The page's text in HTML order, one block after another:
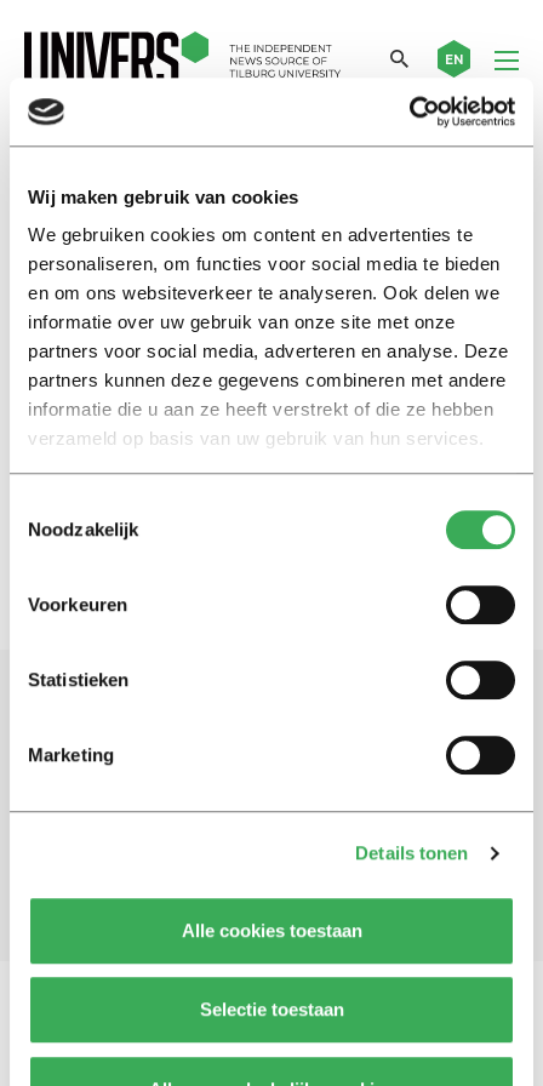
Wij maken gebruik van cookies
We gebruiken cookies om content en advertenties te
personaliseren, om functies voor social media te bieden
en om ons websiteverkeer te analyseren. Ook delen we
informatie over uw gebruik van onze site met onze
partners voor social media, adverteren en analyse. Deze
partners kunnen deze gegevens combineren met andere
informatie die u aan ze heeft verstrekt of die ze hebben
verzameld op basis van uw gebruik van hun services.
Noodzakelijk
Voorkeuren
Statistieken
Marketing
Details tonen
Alle cookies toestaan
Selectie toestaan
EN
My First Head
The remains of the party
28 september 2023
My First Head
Into the woods for peace, solace
Blijf op de hoogte. Meld je aan voor de nieuwsbrief van
Vragen, opmerkingen of tips?Neem contact met